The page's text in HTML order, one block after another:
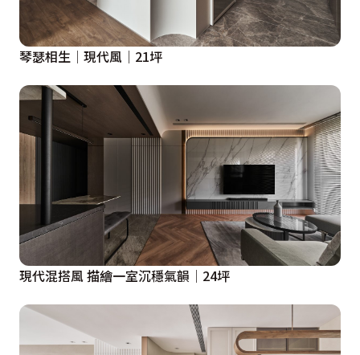
琴瑟相生│現代風│21坪
現代混搭風 描繪一室沉穩氣韻│24坪